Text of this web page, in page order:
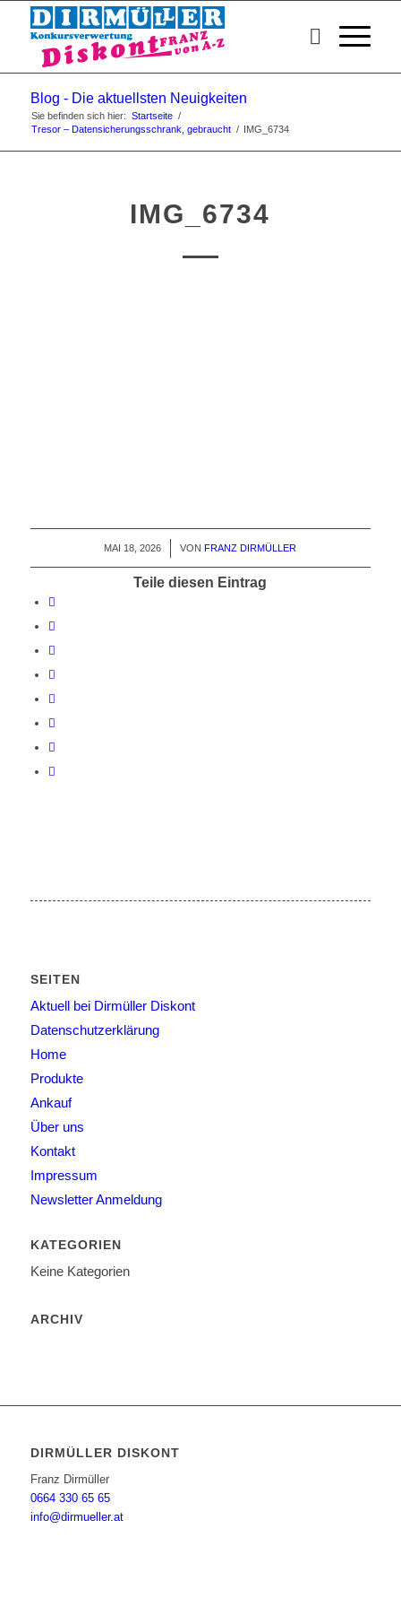
Blog - Die aktuellsten Neuigkeiten
Sie befinden sich hier: Startseite /
Tresor – Datensicherungsschrank, gebraucht / IMG_6734
IMG_6734
MAI 18, 2026
/ VONFRANZ DIRMÜLLER
Teile diesen Eintrag
SEITEN
Aktuell bei Dirmüller Diskont
Datenschutzerklärung
Home
Produkte
Ankauf
Über uns
Kontakt
Impressum
Newsletter Anmeldung
KATEGORIEN
Keine Kategorien
ARCHIV
DIRMÜLLER DISKONT
Franz Dirmüller
0664 330 65 65
info@dirmueller.at